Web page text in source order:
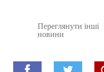
Переглянути інші
новини